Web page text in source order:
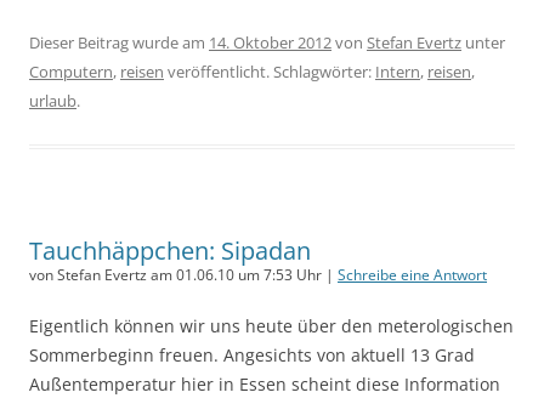
Dieser Beitrag wurde am 14. Oktober 2012von Stefan Evertz unter
Computern, reisen veröffentlicht. Schlagwörter: Intern, reisen,
urlaub.
Tauchhäppchen: Sipadan
von Stefan Evertz am 01.06.10 um 7:53 Uhr | Schreibe eine Antwort
Eigentlich können wir uns heute über den meterologischen
Sommerbeginn freuen. Angesichts von aktuell 13 Grad
Außentemperatur hier in Essen scheint diese Information